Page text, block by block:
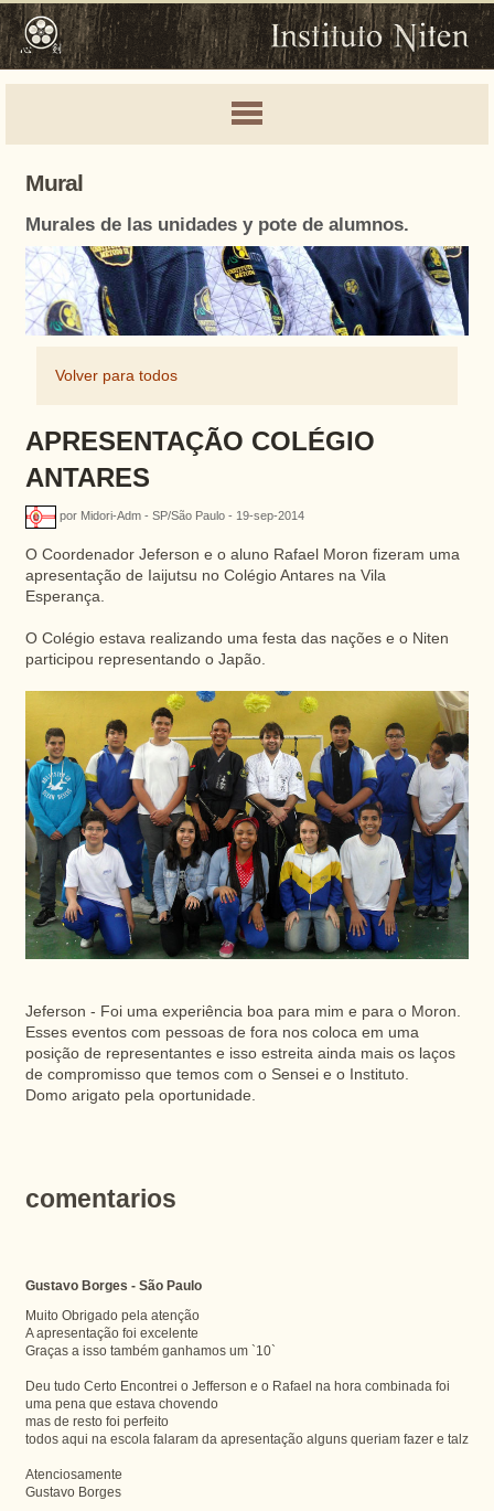
Mural
Murales de las unidades y pote de alumnos.
Volver para todos
APRESENTAÇÃO COLÉGIO
ANTARES
por Midori-Adm - SP/São Paulo - 19-sep-2014
O Coordenador Jeferson e o aluno Rafael Moron fizeram uma
apresentação de Iaijutsu no Colégio Antares na Vila
Esperança.
O Colégio estava realizando uma festa das nações e o Niten
participou representando o Japão.
Jeferson - Foi uma experiência boa para mim e para o Moron.
Esses eventos com pessoas de fora nos coloca em uma
posição de representantes e isso estreita ainda mais os laços
de compromisso que temos com o Sensei e o Instituto.
Domo arigato pela oportunidade.
comentarios
Gustavo Borges - São Paulo
Muito Obrigado pela atenção
A apresentação foi excelente
Graças a isso também ganhamos um `10`
Deu tudo Certo Encontrei o Jefferson e o Rafael na hora combinada foi
uma pena que estava chovendo
mas de resto foi perfeito
todos aqui na escola falaram da apresentação alguns queriam fazer e talz
Atenciosamente
Gustavo Borges